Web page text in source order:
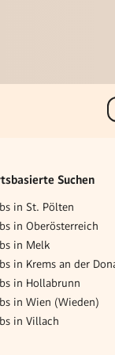
Suchen
in St. Pölten
in Oberösterreich
in Melk
in Krems an der
in Hollabrunn
in Wien (Wieden)
in Villach